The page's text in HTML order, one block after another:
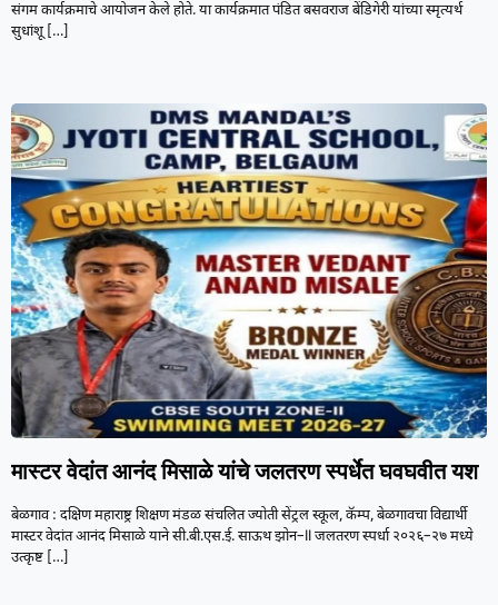
संगम कार्यक्रमाचे आयोजन केले होते. या कार्यक्रमात पंडित बसवराज बेंडिगेरी यांच्या स्मृत्यर्थ
सुधांशू […]
मास्टर वेदांत आनंद मिसाळे यांचे जलतरण स्पर्धेत घवघवीत यश
बेळगाव : दक्षिण महाराष्ट्र शिक्षण मंडळ संचलित ज्योती सेंट्रल स्कूल, कॅम्प, बेळगावचा विद्यार्थी
मास्टर वेदांत आनंद मिसाळे याने सी.बी.एस.ई. साऊथ झोन–II जलतरण स्पर्धा २०२६–२७ मध्ये
उत्कृष्ट […]